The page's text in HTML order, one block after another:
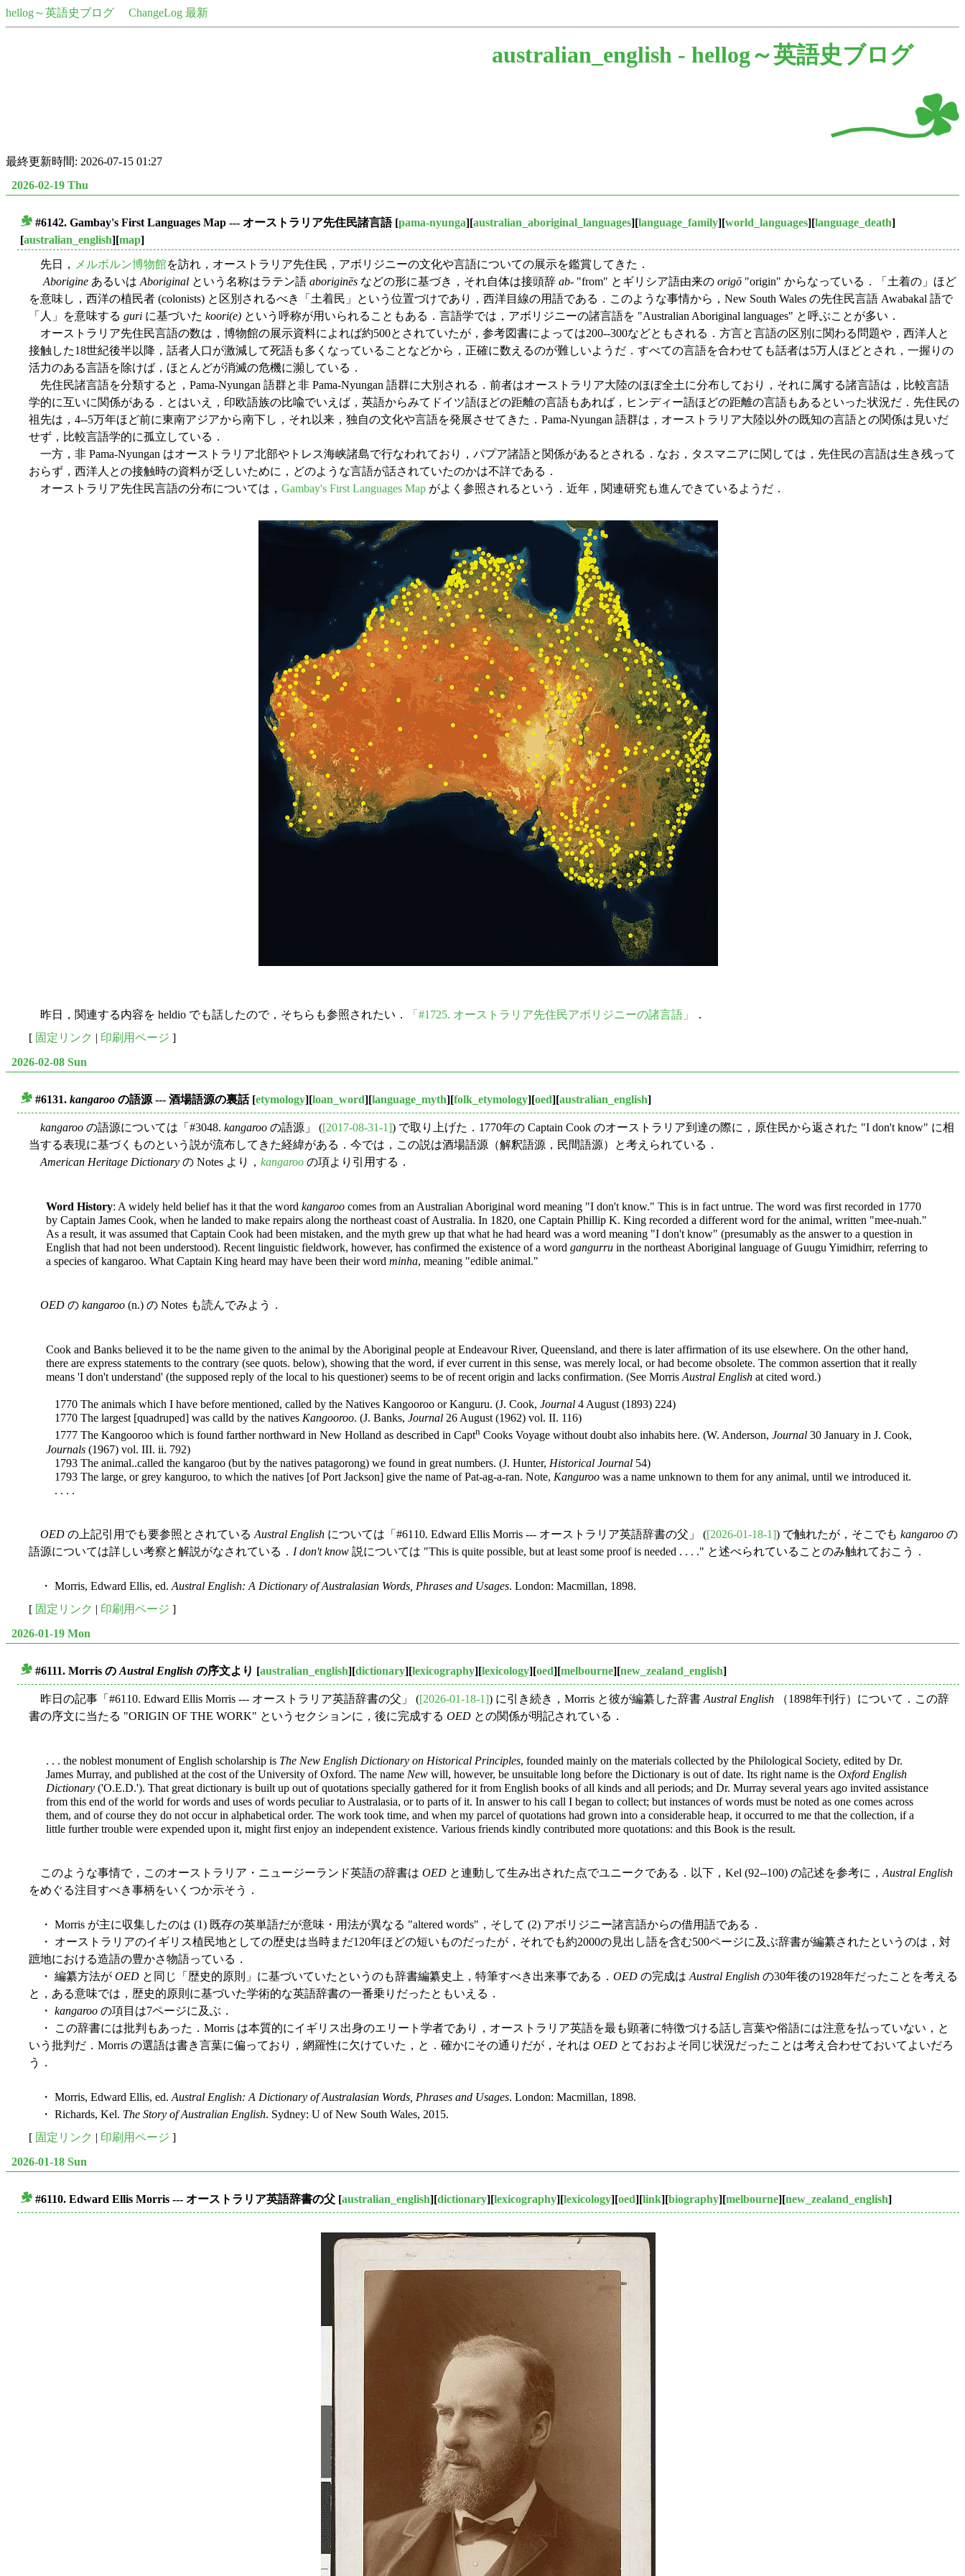
hellog～英語史ブログ ChangeLog 最新
australian_english - hellog～英語史ブログ
最終更新時間: 2026-07-15 01:27
2026-02-19 Thu
#6142. Gambay's First Languages Map --- オーストラリア先住民諸言語[pama-nyunga][australian_aboriginal_languages][language_family][world_languages][language_death]
[australian_english][map]
先日，
メルボルン博物館を訪れ，オーストラリア先住民，アボリジニーの文化や言語についての展示を鑑賞してきた．
Aborigine あるいは Aboriginal という名称はラテン語 aboriginēs などの形に基づき，それ自体は接頭辞 ab- "from" とギリシア語由来の origō "origin" からなっている．「土着の」ほど
を意味し，西洋の植民者 (colonists) と区別されるべき「土着民」という位置づけであり，西洋目線の用語である．このような事情から，New South Wales の先住民言語 Awabakal 語で
「人」を意味する guri に基づいた koori(e) という呼称が用いられることもある．言語学では，アボリジニーの諸言語を "Australian Aboriginal languages" と呼ぶことが多い．
オーストラリア先住民言語の数は，博物館の展示資料によれば約500とされていたが，参考図書によっては200--300などともされる．方言と言語の区別に関わる問題や，西洋人と
接触した18世紀後半以降，話者人口が激減して死語も多くなっていることなどから，正確に数えるのが難しいようだ．すべての言語を合わせても話者は5万人ほどとされ，一握りの
活力のある言語を除けば，ほとんどが消滅の危機に瀕している．
先住民諸言語を分類すると，Pama-Nyungan 語群と非 Pama-Nyungan 語群に大別される．前者はオーストラリア大陸のほぼ全土に分布しており，それに属する諸言語は，比較言語
学的に互いに関係がある．とはいえ，印欧語族の比喩でいえば，英語からみてドイツ語ほどの距離の言語もあれば，ヒンディー語ほどの距離の言語もあるといった状況だ．先住民の
祖先は，4--5万年ほど前に東南アジアから南下し，それ以来，独自の文化や言語を発展させてきた．Pama-Nyungan 語群は，オーストラリア大陸以外の既知の言語との関係は見いだ
せず，比較言語学的に孤立している．
一方，非 Pama-Nyungan はオーストラリア北部やトレス海峡諸島で行なわれており，パプア諸語と関係があるとされる．なお，タスマニアに関しては，先住民の言語は生き残って
おらず，西洋人との接触時の資料が乏しいために，どのような言語が話されていたのかは不詳である．
オーストラリア先住民言語の分布については， Gambay's First Languages Map がよく参照されるという．近年，関連研究も進んできているようだ．
昨日，関連する内容を heldio でも話したので，そちらも参照されたい． 「#1725. オーストラリア先住民アボリジニーの諸言語」
．
[ 固定リンク | 印刷用ページ ]
2026-02-08 Sun
#6131. kangaroo の語源 --- 酒場語源の裏話[etymology][loan_word][language_myth][folk_etymology][oed][australian_english]
kangaroo の語源については「#3048. kangaroo の語源」 ([2017-08-31-1]) で取り上げた．1770年の Captain Cook のオーストラリア到達の際に，原住民から返された "I don't know" に相
当する表現に基づくものという説が流布してきた経緯がある．今では，この説は酒場語源（解釈語源，民間語源）と考えられている．
American Heritage Dictionary の Notes より， kangaroo の項より引用する．
Word History: A widely held belief has it that the word kangaroo comes from an Australian Aboriginal word meaning "I don't know." This is in fact untrue. The word was first recorded in 1770
by Captain James Cook, when he landed to make repairs along the northeast coast of Australia. In 1820, one Captain Phillip K. King recorded a different word for the animal, written "mee-nuah."
As a result, it was assumed that Captain Cook had been mistaken, and the myth grew up that what he had heard was a word meaning "I don't know" (presumably as the answer to a question in
English that had not been understood). Recent linguistic fieldwork, however, has confirmed the existence of a word gangurru in the northeast Aboriginal language of Guugu Yimidhirr, referring to
a species of kangaroo. What Captain King heard may have been their word minha, meaning "edible animal."
OED の kangaroo (n.) の Notes も読んでみよう．
Cook and Banks believed it to be the name given to the animal by the Aboriginal people at Endeavour River, Queensland, and there is later affirmation of its use elsewhere. On the other hand,
there are express statements to the contrary (see quots. below), showing that the word, if ever current in this sense, was merely local, or had become obsolete. The common assertion that it really
means 'I don't understand' (the supposed reply of the local to his questioner) seems to be of recent origin and lacks confirmation. (See MorrisAustral English at cited word.)
1770 The animals which I have before mentioned, called by the Natives Kangooroo or Kanguru. (J. Cook, Journal 4 August (1893) 224)
1770 The largest [quadruped] was calld by the natives Kangooroo. (J. Banks, Journal 26 August (1962) vol. II. 116)
1777 The Kangooroo which is found farther northward in New Holland as described in Captn Cooks Voyage without doubt also inhabits here. (W. Anderson, Journal 30 January in J. Cook,
Journals (1967) vol. III. ii. 792)
1793 The animal..called the kangaroo (but by the natives patagorong) we found in great numbers. (J. Hunter, Historical Journal 54)
1793 The large, or grey kanguroo, to which the natives [of Port Jackson] give the name of Pat-ag-a-ran. Note, Kanguroo was a name unknown to them for any animal, until we introduced it.
. . . .
OED の上記引用でも要参照とされている Austral English については「#6110. Edward Ellis Morris --- オーストラリア英語辞書の父」 ([2026-01-18-1]) で触れたが，そこでも kangaroo の
語源については詳しい考察と解説がなされている． I don't know 説については "This is quite possible, but at least some proof is needed . . . ." と述べられていることのみ触れておこう．
・ Morris, Edward Ellis, ed. Austral English: A Dictionary of Australasian Words, Phrases and Usages. London: Macmillan, 1898.
[ 固定リンク | 印刷用ページ ]
2026-01-19 Mon
#6111. Morris の Austral English の序文より [australian_english][dictionary][lexicography][lexicology][oed][melbourne][new_zealand_english]
昨日の記事「#6110. Edward Ellis Morris --- オーストラリア英語辞書の父」 ([2026-01-18-1]) に引き続き，Morris と彼が編纂した辞書 Austral English （1898年刊行）について．この辞
書の序文に当たる "ORIGIN OF THE WORK" というセクションに，後に完成する OED との関係が明記されている．
. . . the noblest monument of English scholarship is The New English Dictionary on Historical Principles, founded mainly on the materials collected by the Philological Society, edited by Dr.
James Murray, and published at the cost of the University of Oxford. The name New will, however, be unsuitable long before the Dictionary is out of date. Its right name is the Oxford English
Dictionary ('O.E.D.'). That great dictionary is built up out of quotations specially gathered for it from English books of all kinds and all periods; and Dr. Murray several years ago invited assistance
from this end of the world for words and uses of words peculiar to Australasia, or to parts of it. In answer to his call I began to collect; but instances of words must be noted as one comes across
them, and of course they do not occur in alphabetical order. The work took time, and when my parcel of quotations had grown into a considerable heap, it occurred to me that the collection, if a
little further trouble were expended upon it, might first enjoy an independent existence. Various friends kindly contributed more quotations: and this Book is the result.
このような事情で，このオーストラリア・ニュージーランド英語の辞書は OED と連動して生み出された点でユニークである．以下，Kel (92--100) の記述を参考に， Austral English
をめぐる注目すべき事柄をいくつか示そう．
・ Morris が主に収集したのは (1) 既存の英単語だが意味・用法が異なる "altered words"，そして (2) アボリジニー諸言語からの借用語である．
・ オーストラリアのイギリス植民地としての歴史は当時まだ120年ほどの短いものだったが，それでも約2000の見出し語を含む500ページに及ぶ辞書が編纂されたというのは，対
蹠地における造語の豊かさ物語っている．
・ 編纂方法が OED と同じ「歴史的原則」に基づいていたというのも辞書編纂史上，特筆すべき出来事である． OED の完成は Austral English の30年後の1928年だったことを考える
と，ある意味では，歴史的原則に基づいた学術的な英語辞書の一番乗りだったともいえる．
・ kangaroo の項目は7ページに及ぶ．
・ この辞書には批判もあった．Morris は本質的にイギリス出身のエリート学者であり，オーストラリア英語を最も顕著に特徴づける話し言葉や俗語には注意を払っていない，と
いう批判だ．Morris の選語は書き言葉に偏っており，網羅性に欠けていた，と．確かにその通りだが，それは OED とておおよそ同じ状況だったことは考え合わせておいてよいだろ
う．
・ Morris, Edward Ellis, ed. Austral English: A Dictionary of Australasian Words, Phrases and Usages. London: Macmillan, 1898.
・ Richards, Kel. The Story of Australian English. Sydney: U of New South Wales, 2015.
[ 固定リンク | 印刷用ページ ]
2026-01-18 Sun
#6110. Edward Ellis Morris --- オーストラリア英語辞書の父 [australian_english][dictionary][lexicography][lexicology][oed][link][biography][melbourne][new_zealand_english]